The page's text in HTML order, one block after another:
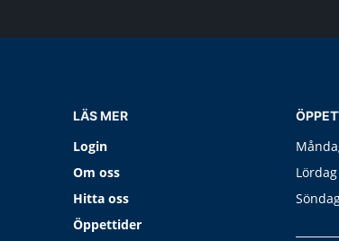
LÄS MER
Login
Om oss
Hitta oss
Öppettider